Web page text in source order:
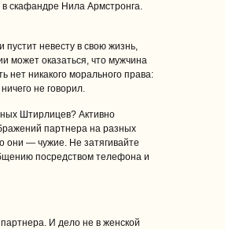
скафандре Нила Армстронга.
невесту в свою жизнь,
может оказаться, что мужчина
нет никакого морального права:
не говорил.
Штирлицев? Активно
партнера на разных
они — чужие. Не затягивайте
посредством телефона и
И дело не в женской